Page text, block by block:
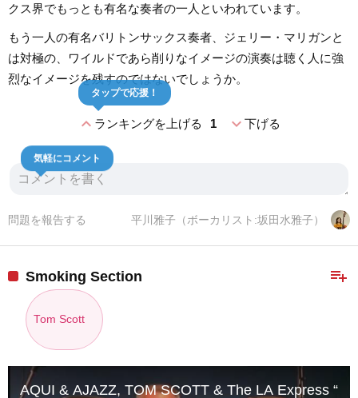
クス界でもっとも有名な奏者の一人といわれています。
もう一人の有名バリトンサックス奏者、ジェリー・マリガンと
は対極の、ワイルドであら削りなイメージの演奏は聴く人に強
烈なイメージを残すのではないでしょうか。
expand_lessランキングを上げる 1
タップで応援！
expand_more下げる
気軽にコメント
平川雅子（ボーカリスト:坂田水雅子）
問題を報告する
playlist_add
Smoking Section
Tom Scott
AQUI & AJAZZ, TOM SCOTT & The LA Express